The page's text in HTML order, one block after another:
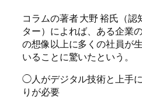
コラムの著者 大野 裕氏（
ター）によれば、ある企業
の想像以上に多くの社員が
いることに驚いたという。
◯人がデジタル技術と上手
りが必要